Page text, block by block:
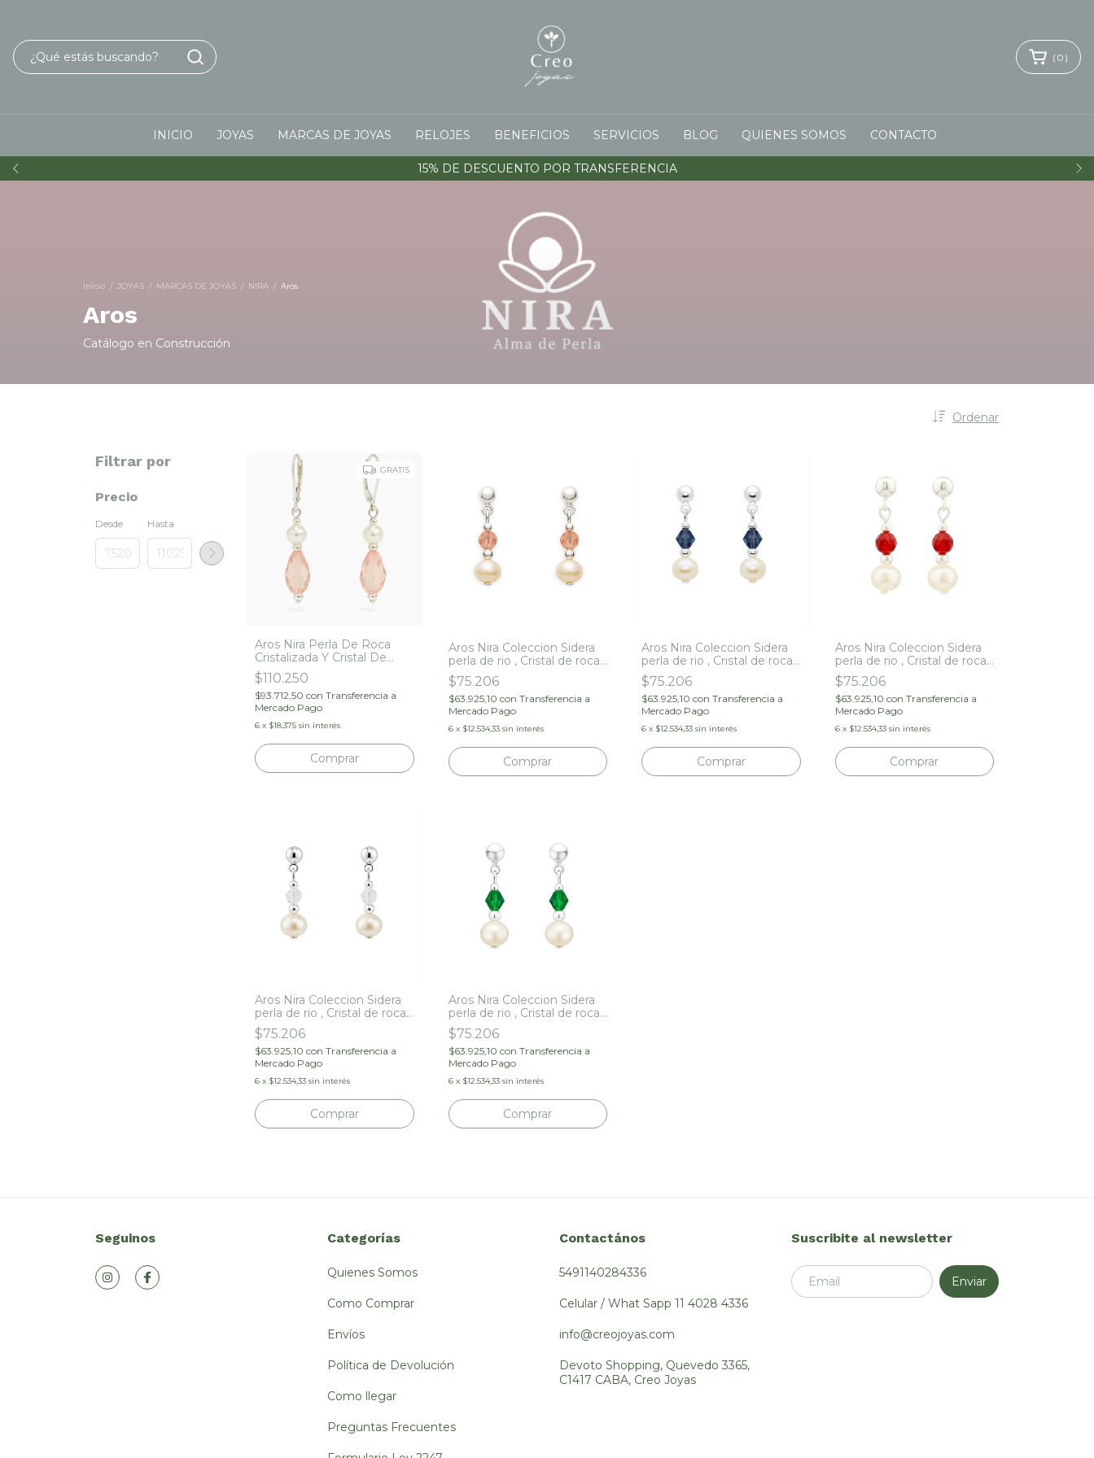
15% DE DESCUENTO POR TRANSFERENCIA
( 0 )
INICIO JOYAS MARCAS DE JOYAS RELOJES BENEFICIOS SERVICIOS BLOG QUIENES SOMOS CONTACTO
Inicio / JOYAS / MARCAS DE JOYAS / NIRA / Aros
Aros
Catálogo en Construcción
Ordenar
Filtrar por
Precio
Desde Hasta
GRATIS
Aros Nira Perla De Roca
Cristalizada Y Cristal De
Cuarzo Rombo Plata 925
$110.250
$93.712,50 con Transferencia a
Mercado Pago
6 x $18.375 sin interés
Aros Nira Coleccion Sidera
perla de rio , Cristal de roca
y Plata 925
$75.206
$63.925,10 con Transferencia a
Mercado Pago
6 x $12.534,33 sin interés
Aros Nira Coleccion Sidera
perla de rio , Cristal de roca
y Plata 925
$75.206
$63.925,10 con Transferencia a
Mercado Pago
6 x $12.534,33 sin interés
Aros Nira Coleccion Sidera
perla de rio , Cristal de roca
y Plata 925
$75.206
$63.925,10 con Transferencia a
Mercado Pago
6 x $12.534,33 sin interés
Aros Nira Coleccion Sidera
perla de rio , Cristal de roca
y Plata 925
$75.206
$63.925,10 con Transferencia a
Mercado Pago
6 x $12.534,33 sin interés
Aros Nira Coleccion Sidera
perla de rio , Cristal de roca
y Plata 925
$75.206
$63.925,10 con Transferencia a
Mercado Pago
6 x $12.534,33 sin interés
Seguinos Categorías
Quienes Somos
Como Comprar
Envíos
Política de Devolución
Como llegar
Preguntas Frecuentes
Contactános
5491140284336
Celular / What Sapp 11 4028 4336
info@creojoyas.com
Devoto Shopping, Quevedo 3365,
C1417 CABA, Creo Joyas
Suscribite al newsletter